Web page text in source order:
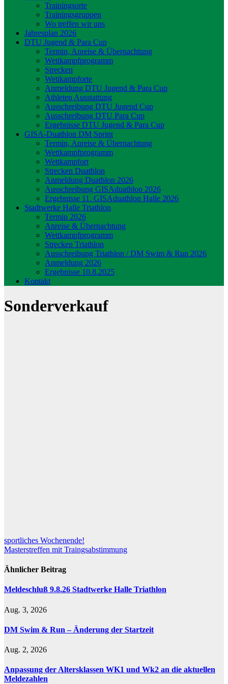
Trainingsorte
Trainingsgruppen
Wo treffen wir uns
Jahresplan 2026
DTU Jugend & Para Cup
Termin, Anreise & Übernachtung
Wettkampfprogramm
Strecken
Wettkampforte
Anmeldung DTU Jugend & Para Cup
Athleten Ausstattung
Ausschreibung DTU Jugend Cup
Ausschreibung DTU Para Cup
Ergebnisse DTU Jugend & Para Cup
GISA-Duathlon DM Sprint
Termin, Anreise & Übernachtung
Wettkampfprogramm
Wettkampfort
Strecken Duathlon
Anmeldung Duathlon 2026
Ausschreibung GISAduathlon 2026
Ergebnisse 11. GISAduathlon Halle 2026
Stadtwerke Halle Triathlon
Termin 2026
Anreise & Übernachtung
Wettkampfprogramm
Strecken Triathlon
Ausschreibung Triathlon / DM Swim & Run 2026
Anmeldung 2026
Ergebnisse 10.8.2025
Kontakt
Sonderverkauf
Beitragsnavigation
sportliches Wochenende!
Masterstreffen mit Traingsabstimmung
Ähnlicher Beitrag
Meldeschluß 9.8.26 Stadtwerke Halle Triathlon
Aug. 3, 2026
DM Swim & Run – Änderung der Startzeit
Aug. 2, 2026
Anpassung der Altersklassen WK1 und Wk2 an die aktuellen
Meldezahlen